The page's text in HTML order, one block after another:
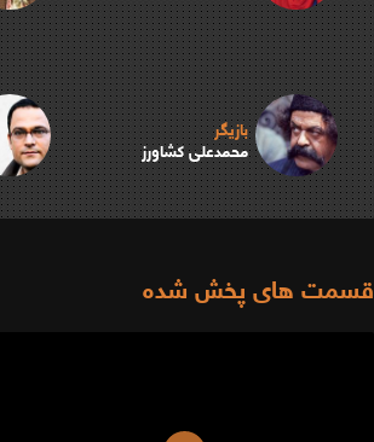
بازیگر
محمدعلی کشاورز
قسمت های پخش شده